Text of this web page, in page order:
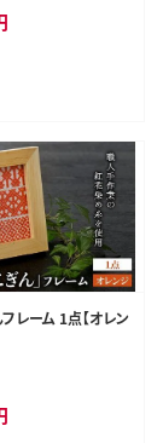
レーム 1点【オレン